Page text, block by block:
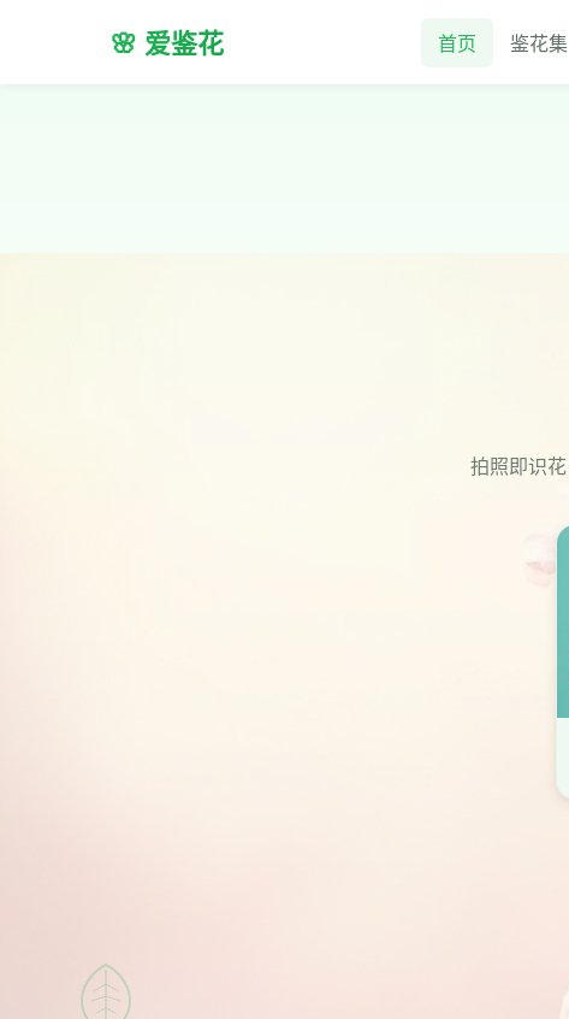
🌸 爱鉴花 首页 鉴花集
拍照即识